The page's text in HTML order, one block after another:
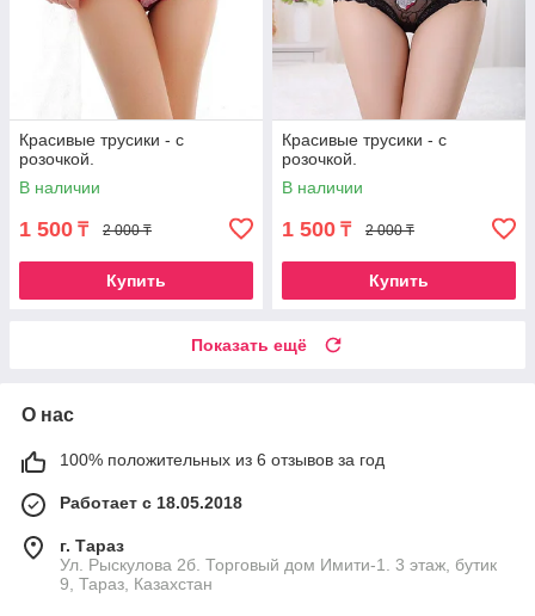
Красивые трусики - с
розочкой.
В наличии
1 500 ₸ 2 000 ₸
Купить
Красивые трусики - с
розочкой.
В наличии
1 500 ₸ 2 000 ₸
Купить
Показать ещё
О нас
100% положительных из 6 отзывов за год
Работает с 18.05.2018
г. Тараз
Ул. Рыскулова 2б. Торговый дом Имити-1. 3 этаж, бутик
9, Тараз, Казахстан